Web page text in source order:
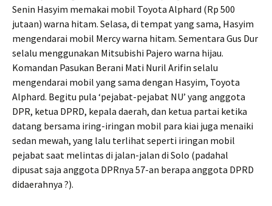
Senin Hasyim memakai mobil Toyota Alphard (Rp 500
jutaan) warna hitam. Selasa, di tempat yang sama, Hasyim
mengendarai mobil Mercy warna hitam. Sementara Gus Dur
selalu menggunakan Mitsubishi Pajero warna hijau.
Komandan Pasukan Berani Mati Nuril Arifin selalu
mengendarai mobil yang sama dengan Hasyim, Toyota
Alphard. Begitu pula ‘pejabat-pejabat NU’ yang anggota
DPR, ketua DPRD, kepala daerah, dan ketua partai ketika
datang bersama iring-iringan mobil para kiai juga menaiki
sedan mewah, yang lalu terlihat seperti iringan mobil
pejabat saat melintas di jalan-jalan di Solo (padahal
dipusat saja anggota DPRnya 57-an berapa anggota DPRD
didaerahnya ?).